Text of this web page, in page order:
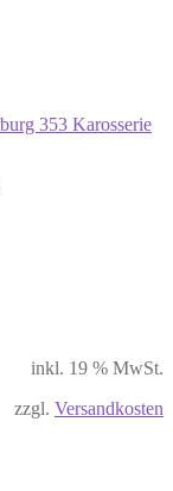
inkl. 19 % MwSt.
zzgl. Versandkosten